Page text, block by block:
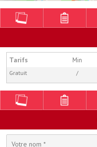
Tarifs Min
Gratuit /